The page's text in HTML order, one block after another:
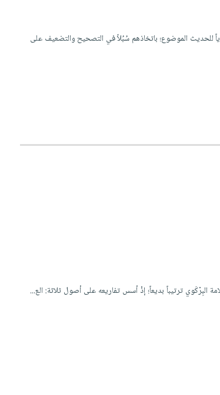
للحديث الموضوع؛ باتخاذهم سُبُلاً في التصحيح والتضعيف على
البِرْكَوي ترتيباً بديعاً؛ إذْ أسس تفاريعه على أصول ثلاثة: الع...